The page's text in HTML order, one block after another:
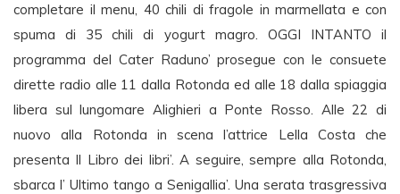
completare il menu, 40 chili di fragole in marmellata e con
spuma di 35 chili di yogurt magro. OGGI INTANTO il
programma del Cater Raduno’ prosegue con le consuete
dirette radio alle 11 dalla Rotonda ed alle 18 dalla spiaggia
libera sul lungomare Alighieri a Ponte Rosso. Alle 22 di
nuovo alla Rotonda in scena l’attrice Lella Costa che
presenta Il Libro dei libri’. A seguire, sempre alla Rotonda,
sbarca l’ Ultimo tango a Senigallia’. Una serata trasgressiva